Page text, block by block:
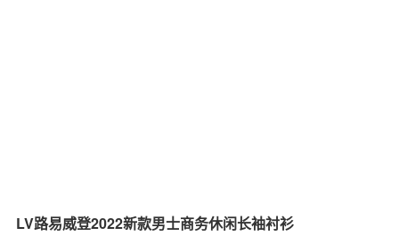
LV路易威登2022新款男士商务休闲长袖衬衫